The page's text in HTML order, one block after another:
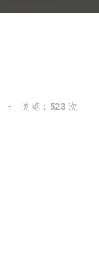
浏览：523 次